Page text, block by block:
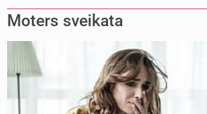
Moters sveikata